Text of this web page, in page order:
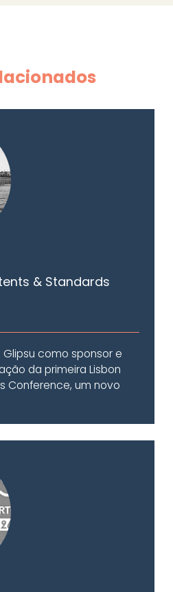
& Standards
Glipsu como sponsor e
da primeira Lisbon
Conference, um novo